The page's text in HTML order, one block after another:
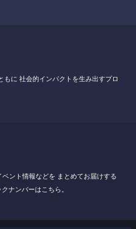
もに 社会的インパクトを生み出すプロ
ベント情報などを まとめてお届けする
ナンバーはこちら。